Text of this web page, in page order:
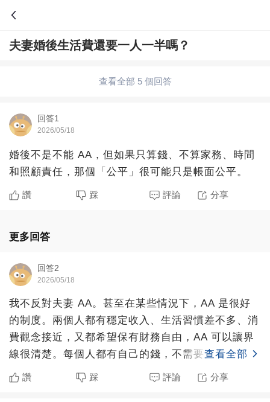
夫妻婚後生活費還要一人一半嗎？
查看全部 5 個回答
回答1
2026/05/18
婚後不是不能 AA，但如果只算錢、不算家務、時間
和照顧責任，那個「公平」很可能只是帳面公平。
讚 踩 評論 分享
更多回答
回答2
2026/05/18
我不反對夫妻 AA。甚至在某些情況下，AA 是很好
的制度。兩個人都有穩定收入、生活習慣差不多、消
費觀念接近，又都希望保有財務自由，AA 可以讓界
線很清楚。每個人都有自己的錢，不需要買一個包、
換一支手機
查看全部
讚 踩 評論 分享
問答
婚姻情感 職場